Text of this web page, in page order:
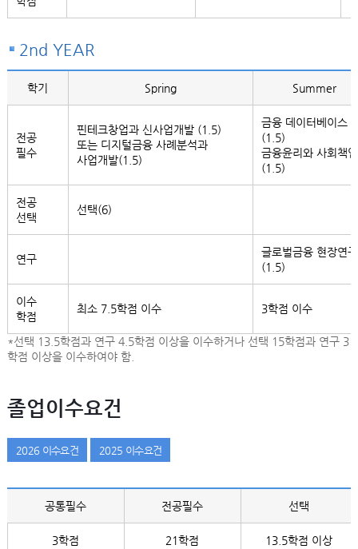
2nd YEAR
학기 Spring Summer
전공
필수
핀테크창업과 신사업개발 (1.5)
또는 디지털금융 사례분석과
사업개발(1.5)
금융 데이터베이스
(1.5)
금융윤리와 사회책임
(1.5)
전공
선택
선택(6)
연구
글로벌금융 현장연구
(1.5)
이수
학점
최소 7.5학점 이수 3학점 이수
*선택 13.5학점과 연구 4.5학점 이상을 이수하거나 선택 15학점과 연구 3
학점 이상을 이수하여야 함.
졸업이수요건
2026 이수요건 2025 이수요건
공통필수 전공필수 선택
3학점 21학점 13.5학점 이상